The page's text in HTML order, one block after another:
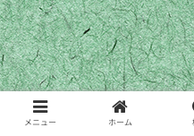
メニュー ホーム